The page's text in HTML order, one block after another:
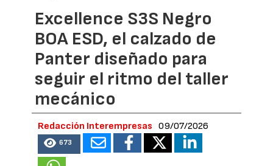
Excellence S3S Negro
BOA ESD, el calzado de
Panter diseñado para
seguir el ritmo del taller
mecánico
Redacción Interempresas 09/07/2026
673